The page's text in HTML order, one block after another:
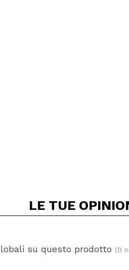
LE TUE
su questo prodotto (0